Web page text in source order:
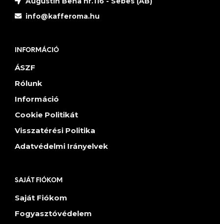
info@kafferoma.hu
INFORMÁCIÓ
ÁSZF
Rólunk
Információ
Cookie Politikát
Visszatérési Politika
Adatvédelmi Irányelvek
SAJÁT FIÓKOM
Saját Fiókom
Fogyasztóvédelem